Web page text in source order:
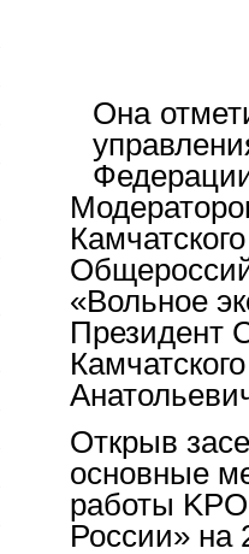
Она
«Вольное
Президент
Открыв
основные
работы
России» на